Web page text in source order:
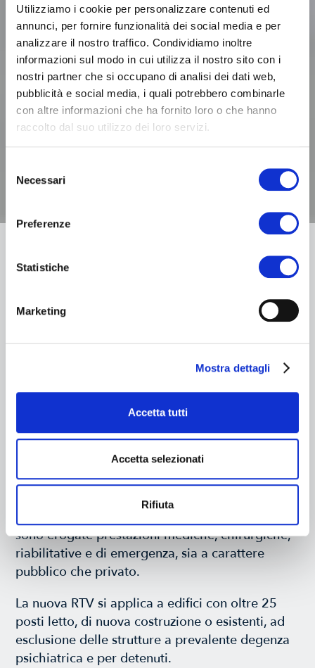
Utilizziamo i cookie per personalizzare contenuti ed
annunci, per fornire funzionalità dei social media e per
analizzare il nostro traffico. Condividiamo inoltre
informazioni sul modo in cui utilizza il nostro sito con i
nostri partner che si occupano di analisi dei dati web,
pubblicità e social media, i quali potrebbero combinarle
con altre informazioni che ha fornito loro o che hanno
raccolto dal suo utilizzo dei loro servizi.
delNecessari
Preferenze
Statistiche
Marketing
Mostra dettagli
Accetta tutti
Accetta selezionati
Rifiuta
Il 4 novembre 2025, INAIL ha pubblicato il
Prevenzione incendi nelle strutture
sanitarie – La Regola Tecnica Verticale V.11 del
normativo e operativo sul recente
incendi di cui al D.M. 3 agosto 2015.
Contenuti
Il documento si concentra in particolare sulla
sezione V.11, introdotta con il D.M. 29 marzo
sono erogate prestazioni mediche, chirurgiche,
riabilitative e di emergenza, sia a carattere
pubblico che privato.
La nuova RTV si applica a edifici con oltre 25
posti letto, di nuova costruzione o esistenti, ad
esclusione delle strutture a prevalente degenza
psichiatrica e per detenuti.